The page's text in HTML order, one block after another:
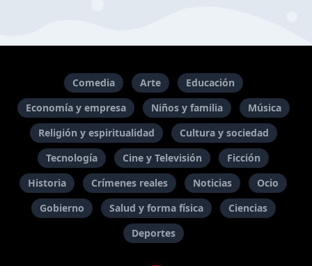
Comedia Arte
Educación
Economía y empresa
Niños y familia
Música
Religión y espiritualidad
Cultura y sociedad
Tecnología
Cine y Televisión
Ficción
Historia
Crímenes reales Noticias
Ocio
Gobierno
Salud y forma física
Ciencias
Deportes